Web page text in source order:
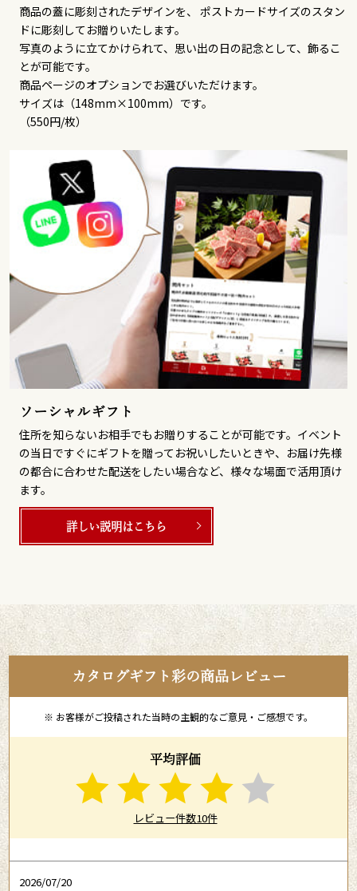
商品の蓋に彫刻されたデザインを、 ポストカードサイズのスタン
ドに彫刻してお贈りいたします。
写真のように立てかけられて、思い出の日の記念として、飾るこ
とが可能です。
商品ページのオプションでお選びいただけます。
サイズは（148mm×100mm）です。
（550円/枚）
ソーシャルギフト
住所を知らないお相手でもお贈りすることが可能です。イベント
の当日ですぐにギフトを贈ってお祝いしたいときや、お届け先様
の都合に合わせた配送をしたい場合など、様々な場面で活用頂け
ます。
詳しい説明はこちら
カタログギフト彩の商品レビュー
※ お客様がご投稿された当時の主観的なご意見・ご感想です。
平均評価
レビュー件数10件
2026/07/20